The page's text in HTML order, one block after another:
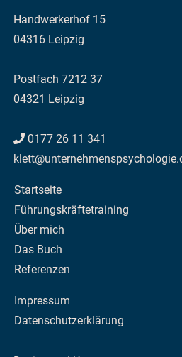
Handwerkerhof 15
04316 Leipzig
Postfach 7212 37
04321 Leipzig
0177 26 11 341
Startseite
Führungskräftetraining
Über mich
Das Buch
Referenzen
Impressum
Datenschutzerklärung